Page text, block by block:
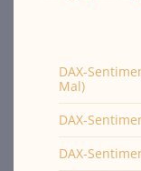
DAX-
Mal)
DAX-
DAX-